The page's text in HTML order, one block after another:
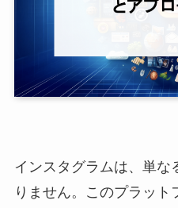
インスタグラムは、単な
りません。このプラッ